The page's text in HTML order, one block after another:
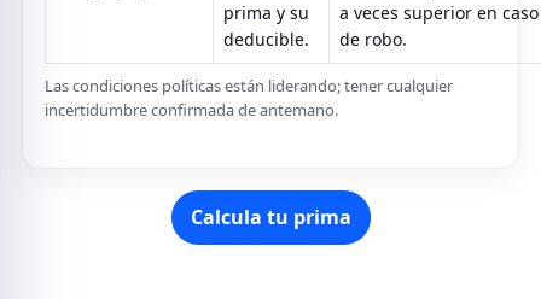
prima y su
deducible.
a veces superior en caso
de robo.
Las condiciones políticas están liderando; tener cualquier
incertidumbre confirmada de antemano.
Calcula tu prima